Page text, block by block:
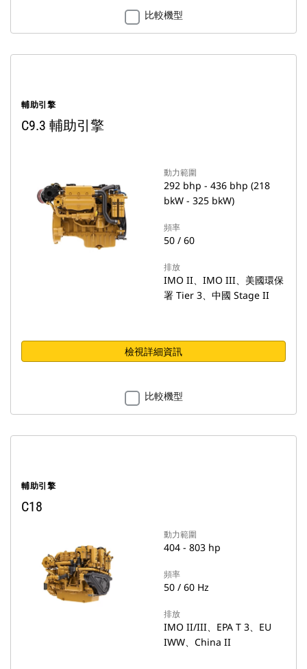
比較機型
輔助引擎
C9.3 輔助引擎
動力範圍
292 bhp - 436 bhp (218
bkW - 325 bkW)
頻率
50 / 60
排放
IMO II、IMO III、美國環保
署 Tier 3、中國 Stage II
檢視詳細資訊
比較機型
輔助引擎
C18
動力範圍
404 - 803 hp
頻率
50 / 60 Hz
排放
IMO II/III、EPA T 3、EU
IWW、China II